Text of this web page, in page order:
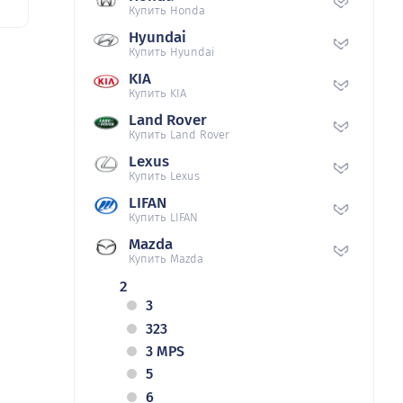
Купить Honda
Hyundai
Купить Hyundai
KIA
Купить KIA
Land Rover
Купить Land Rover
Lexus
Купить Lexus
LIFAN
Купить LIFAN
Mazda
Купить Mazda
2
3
323
3 MPS
5
6